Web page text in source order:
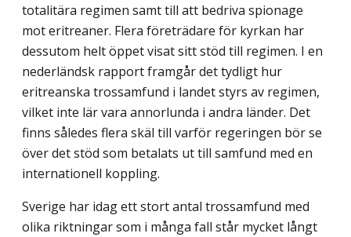
totalitära regimen samt till att bedriva spionage
mot eritreaner. Flera företrädare för kyrkan har
dessutom helt öppet visat sitt stöd till regimen. I en
nederländsk rapport framgår det tydligt hur
eritreanska trossamfund i landet styrs av regimen,
vilket inte lär vara annorlunda i andra länder. Det
finns således flera skäl till varför regeringen bör se
över det stöd som betalats ut till samfund med en
internationell koppling.
Sverige har idag ett stort antal trossamfund med
olika riktningar som i många fall står mycket långt